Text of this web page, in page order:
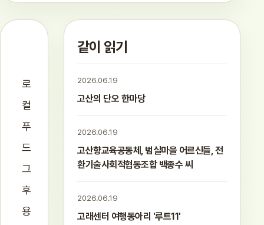
로
컬
푸
드
그
후
용
같이 읽기
2026.06.19
고산의 단오 한마당
2026.06.19
고산향교육공동체, 범실마을 어르신들, 전
환기술사회적협동조합 백종수 씨
2026.06.19
고래센터 여행동아리 '루트11'